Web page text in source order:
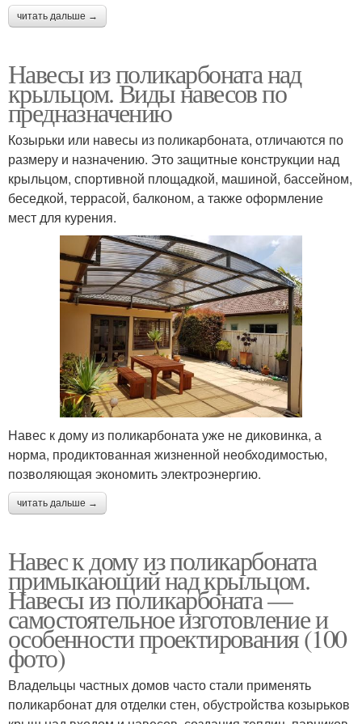
читать дальше →
Навесы из поликарбоната над
крыльцом. Виды навесов по
предназначению
Козырьки или навесы из поликарбоната, отличаются по
размеру и назначению. Это защитные конструкции над
крыльцом, спортивной площадкой, машиной, бассейном,
беседкой, террасой, балконом, а также оформление
мест для курения.
Навес к дому из поликарбоната уже не диковинка, а
норма, продиктованная жизненной необходимостью,
позволяющая экономить электроэнергию.
читать дальше →
Навес к дому из поликарбоната
примыкающий над крыльцом.
Навесы из поликарбоната —
самостоятельное изготовление и
особенности проектирования (100
фото)
Владельцы частных домов часто стали применять
поликарбонат для отделки стен, обустройства козырьков